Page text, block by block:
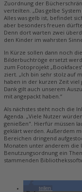
Zuordnung der
verteilten. „Das gelbe
Alles was gelb ist, befindet
aber besonders freuen
Denn dort warten zwei
den Kinder im wahrsten
In Kürze sollen dann noch
Bilderbuchtröge ersetzt
zum Fotoprojekt
ziert. „Ich bin sehr stolz auf
haben in der kurzen Zeit viel
Dank gilt auch unserem
mit angepackt haben.“
Als nächstes steht noch die
Agenda. „Viele Nutzer
genießen". Hierfür müssen
geklärt werden. Außerdem
Bereichen dringend
Monaten unter anderem die
Benutzungsordnung ein
stammenden
teilen